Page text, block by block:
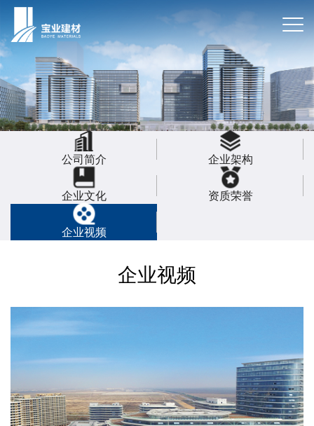
公司简介 企业架构
企业文化 资质荣誉
企业视频
企业视频